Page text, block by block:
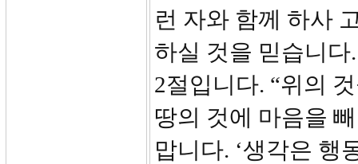
런 자와 함께 하사
하실 것을 믿습니다.
2절입니다. “위의
땅의 것에 마음을
맙니다. ‘생각은 행